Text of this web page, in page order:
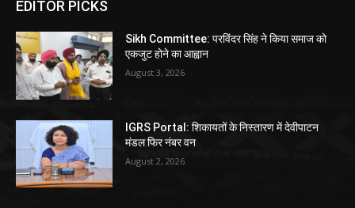
EDITOR PICKS
Sikh Committee: परविंदर सिंह ने किया समाज को
एकजुट होने का आह्वान
August 3, 2026
IGRS Portal: शिकायतों के निस्तारण में देवीपाटन
मंडल फिर नंबर वन
August 2, 2026